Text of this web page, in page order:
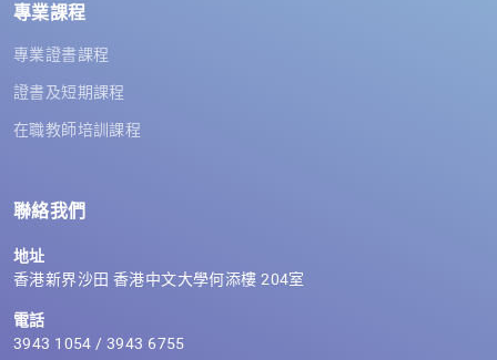
專業課程
專業證書課程
證書及短期課程
在職教師培訓課程
聯絡我們
地址
香港新界沙田 香港中文大學何添樓 204室
電話
3943 1054 / 3943 6755